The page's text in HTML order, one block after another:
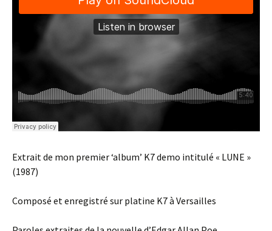
Extrait de mon premier ‘album’ K7 demo intitulé « LUNE »
(1987)
Composé et enregistré sur platine K7 à Versailles